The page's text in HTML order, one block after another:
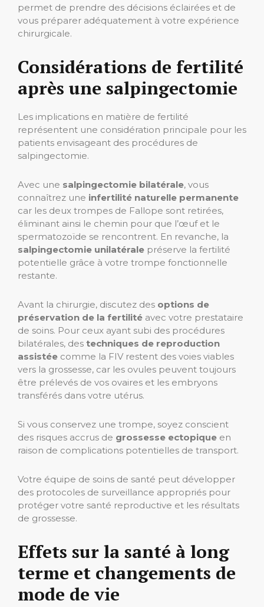
permet de prendre des décisions éclairées et de
vous préparer adéquatement à votre expérience
chirurgicale.
Considérations de fertilité
après une salpingectomie
Les implications en matière de fertilité
représentent une considération principale pour les
patients envisageant des procédures de
salpingectomie.
Avec une salpingectomie bilatérale, vous
connaîtrez une infertilité naturelle permanente
car les deux trompes de Fallope sont retirées,
éliminant ainsi le chemin pour que l’œuf et le
spermatozoïde se rencontrent. En revanche, la
salpingectomie unilatérale préserve la fertilité
potentielle grâce à votre trompe fonctionnelle
restante.
Avant la chirurgie, discutez des options de
préservation de la fertilité avec votre prestataire
de soins. Pour ceux ayant subi des procédures
bilatérales, des techniques de reproduction
assistée comme la FIV restent des voies viables
vers la grossesse, car les ovules peuvent toujours
être prélevés de vos ovaires et les embryons
transférés dans votre utérus.
Si vous conservez une trompe, soyez conscient
des risques accrus de grossesse ectopique en
raison de complications potentielles de transport.
Votre équipe de soins de santé peut développer
des protocoles de surveillance appropriés pour
protéger votre santé reproductive et les résultats
de grossesse.
Effets sur la santé à long
terme et changements de
mode de vie